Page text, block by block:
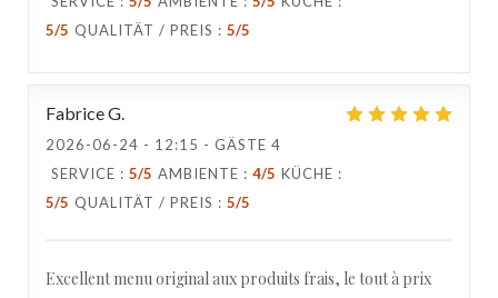
5/5 QUALITÄT / PREIS : 5/5
FabriceG
2026-06-24 - 12:15 - GÄSTE 4
SERVICE : 5/5 AMBIENTE : 4/5 KÜCHE :
5/5 QUALITÄT / PREIS : 5/5
Excellent menu original aux produits frais, le tout à prix